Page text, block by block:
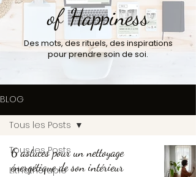
of Happiness
Des mots, des rituels, des inspirations
pour prendre soin de soi.
BLOG
Tous les Posts
Lithothérapie
Tous les Posts
6 astuces pour un nettoyage
énergétique de son intérieur